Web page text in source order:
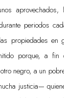
aprovechados,
periodos
propiedades en
porque, a fin
negro, a un
justicia—